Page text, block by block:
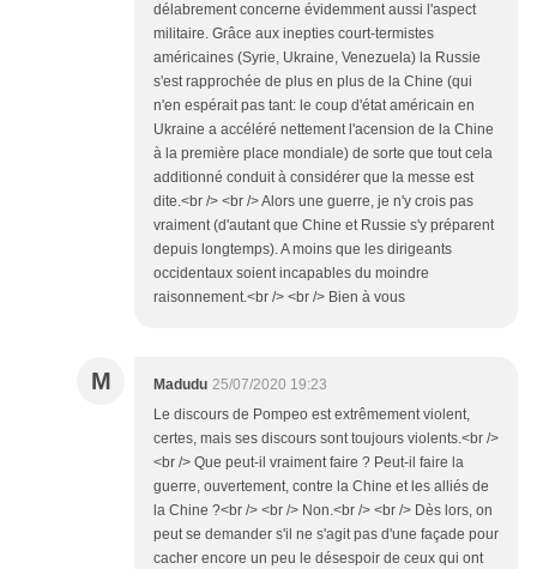
délabrement concerne évidemment aussi l'aspect
militaire. Grâce aux inepties court-termistes
américaines (Syrie, Ukraine, Venezuela) la Russie
s'est rapprochée de plus en plus de la Chine (qui
n'en espérait pas tant: le coup d'état américain en
Ukraine a accéléré nettement l'acension de la Chine
à la première place mondiale) de sorte que tout cela
additionné conduit à considérer que la messe est
dite.<br /> <br /> Alors une guerre, je n'y crois pas
vraiment (d'autant que Chine et Russie s'y préparent
depuis longtemps). A moins que les dirigeants
occidentaux soient incapables du moindre
raisonnement.<br /> <br /> Bien à vous
M Madudu 25/07/2020 19:23
Le discours de Pompeo est extrêmement violent,
certes, mais ses discours sont toujours violents.<br />
<br /> Que peut-il vraiment faire ? Peut-il faire la
guerre, ouvertement, contre la Chine et les alliés de
la Chine ?<br /> <br /> Non.<br /> <br /> Dès lors, on
peut se demander s'il ne s'agit pas d'une façade pour
cacher encore un peu le désespoir de ceux qui ont